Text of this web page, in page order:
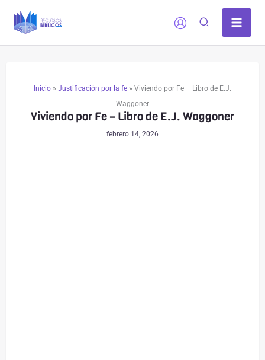
Inicio » Justificación por la fe » Viviendo por Fe – Libro de E.J.
Waggoner
Viviendo por Fe – Libro de E.J. Waggoner
febrero 14, 2026